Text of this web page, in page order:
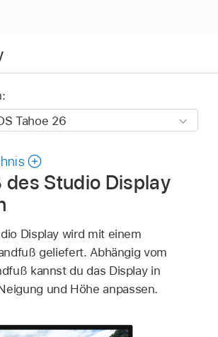
des Studio Display
Display wird mit einem
geliefert. Abhängig vom
kannst du das Display in
und Höhe anpassen.